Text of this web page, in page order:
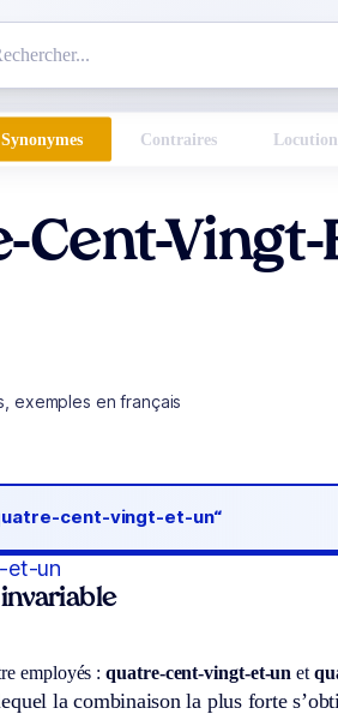
Synonymes Contraires
Cent-Vingt-
exemples en français
cent-vingt-et-un“
et-un
employés :quatre-cent-vingt-et-un et
la combinaison la plus forte